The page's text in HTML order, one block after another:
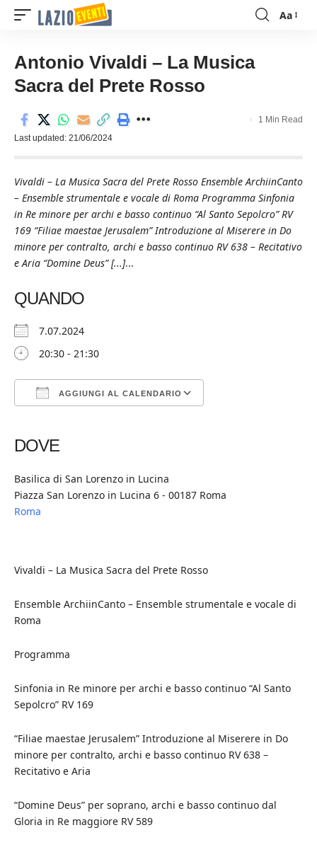
Font
Aa
Antonio Vivaldi – La Musica
Sacra del Prete Rosso
Last updated: 21/06/2024
1 Min Read
Vivaldi – La Musica Sacra del Prete Rosso Ensemble ArchiinCanto
– Ensemble strumentale e vocale di Roma Programma Sinfonia
in Re minore per archi e basso continuo “Al Santo Sepolcro” RV
169 “Filiae maestae Jerusalem” Introduzione al Miserere in Do
minore per contralto, archi e basso continuo RV 638 – Recitativo
e Aria “Domine Deus” [...]...
QUANDO
7.07.2024
20:30 - 21:30
AGGIUNGI AL CALENDARIO
DOVE
Basilica di San Lorenzo in Lucina
Piazza San Lorenzo in Lucina 6 - 00187 Roma
Roma
Vivaldi – La Musica Sacra del Prete Rosso
Ensemble ArchiinCanto – Ensemble strumentale e vocale di
Roma
Programma
Sinfonia in Re minore per archi e basso continuo “Al Santo
Sepolcro” RV 169
“Filiae maestae Jerusalem” Introduzione al Miserere in Do
minore per contralto, archi e basso continuo RV 638 –
Recitativo e Aria
“Domine Deus” per soprano, archi e basso continuo dal
Gloria in Re maggiore RV 589